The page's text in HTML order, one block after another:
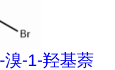
-1-羟基萘